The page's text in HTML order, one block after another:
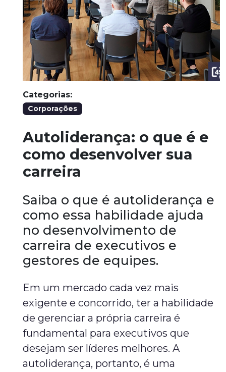
Categorias:
Corporações
Autoliderança: o que é e
como desenvolver sua
carreira
Saiba o que é autoliderança e
como essa habilidade ajuda
no desenvolvimento de
carreira de executivos e
gestores de equipes.
Em um mercado cada vez mais
exigente e concorrido, ter a habilidade
de gerenciar a própria carreira é
fundamental para executivos que
desejam ser líderes melhores. A
autoliderança, portanto, é uma